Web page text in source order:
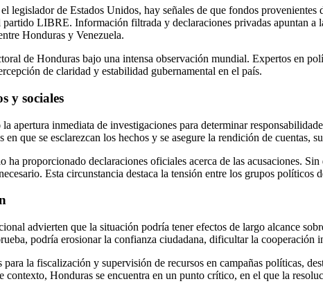
legislador de Estados Unidos, hay señales de que fondos
LIBRE. Información filtrada y declaraciones privadas apuntan a
Honduras y Venezuela.
de Honduras bajo una intensa observación mundial. Expertos en
de claridad y estabilidad gubernamental en el país.
y sociales
apertura inmediata de investigaciones para determinar
en que se esclarezcan los hechos y se asegure la rendición de
proporcionado declaraciones oficiales acerca de las acusaciones.
Esta circunstancia destaca la tensión entre los grupos
advierten que la situación podría tener efectos de largo alcance
podría erosionar la confianza ciudadana, dificultar la cooperación
la fiscalización y supervisión de recursos en campañas políticas,
contexto, Honduras se encuentra en un punto crítico, en el que la